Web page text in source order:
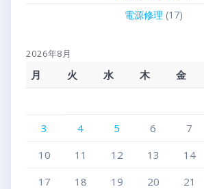
電源修理 (17)
2026年8月
月 火 水 木 金
3
4 5 6 7
10
11 12 13 14
17
18 19 20 21